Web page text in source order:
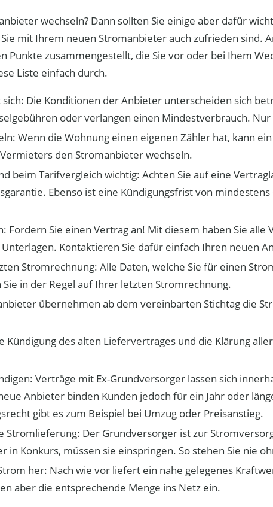
wechseln? Dann sollten Sie einige aber dafür
mit Ihrem neuen Stromanbieter auch zufrieden sind.
Punkte zusammengestellt, die Sie vor oder bei Ihem
Liste einfach durch.
Die Konditionen der Anbieter unterscheiden sich
oder verlangen einen Mindestverbrauch.
Wenn die Wohnung einen eigenen Zähler hat, kann
den Stromanbieter wechseln.
beim Tarifvergleich wichtig: Achten Sie auf eine
Ebenso ist eine Kündigungsfrist von mindestens
Fordern Sie einen Vertrag an! Mit diesem haben Sie alle
Kontaktieren Sie dafür einfach Ihren neuen
Stromrechnung: Alle Daten, welche Sie für einen
in der Regel auf Ihrer letzten Stromrechnung.
übernehmen ab dem vereinbarten Stichtag die
Kündigung des alten Liefervertrages und die Klärung
Verträge mit Ex-Grundversorger lassen sich
Anbieter binden Kunden jedoch für ein Jahr oder
gibt es zum Beispiel bei Umzug oder Preisanstieg.
Stromlieferung: Der Grundversorger ist zur
in Konkurs, müssen sie einspringen. So stehen Sie nie
her: Nach wie vor liefert ein nahe gelegenes
aber die entsprechende Menge ins Netz ein.